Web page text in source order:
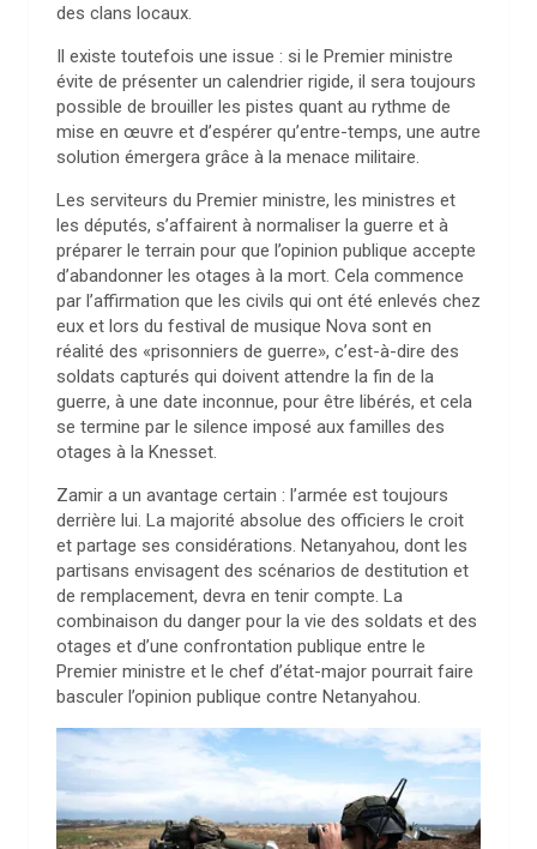
des clans locaux.
Il existe toutefois une issue : si le Premier ministre
évite de présenter un calendrier rigide, il sera toujours
possible de brouiller les pistes quant au rythme de
mise en œuvre et d’espérer qu’entre-temps, une autre
solution émergera grâce à la menace militaire.
Les serviteurs du Premier ministre, les ministres et
les députés, s’affairent à normaliser la guerre et à
préparer le terrain pour que l’opinion publique accepte
d’abandonner les otages à la mort. Cela commence
par l’affirmation que les civils qui ont été enlevés chez
eux et lors du festival de musique Nova sont en
réalité des «prisonniers de guerre», c’est-à-dire des
soldats capturés qui doivent attendre la fin de la
guerre, à une date inconnue, pour être libérés, et cela
se termine par le silence imposé aux familles des
otages à la Knesset.
Zamir a un avantage certain : l’armée est toujours
derrière lui. La majorité absolue des officiers le croit
et partage ses considérations. Netanyahou, dont les
partisans envisagent des scénarios de destitution et
de remplacement, devra en tenir compte. La
combinaison du danger pour la vie des soldats et des
otages et d’une confrontation publique entre le
Premier ministre et le chef d’état-major pourrait faire
basculer l’opinion publique contre Netanyahou.